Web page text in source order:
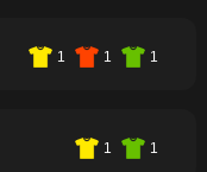
1 1 1
1 1